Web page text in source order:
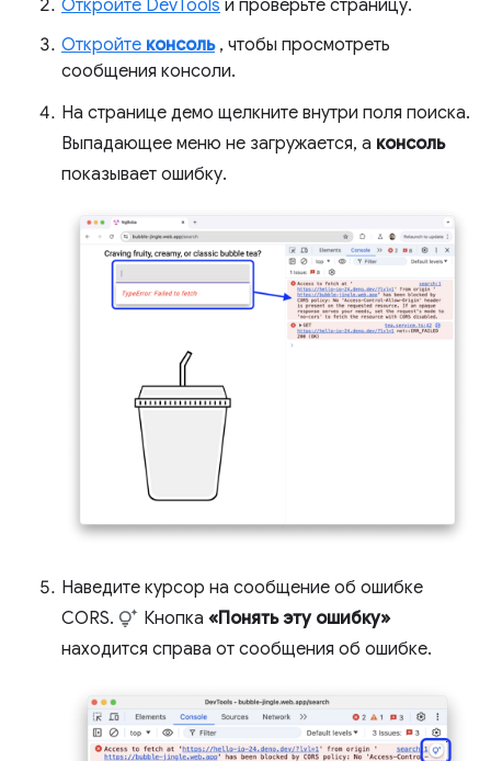
Откройте DevTools и проверьте страницу.
Откройте консоль, чтобы просмотреть
сообщения консоли.
На странице демо щелкните внутри поля поиска.
Выпадающее меню не загружается, а консоль
показывает ошибку.
Наведите курсор на сообщение об ошибке
CORS.
Кнопка«Понять эту ошибку»
находится справа от сообщения об ошибке.